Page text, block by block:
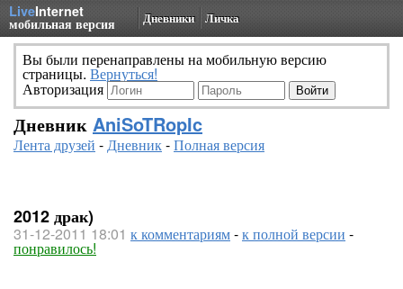
LiveInternet
мобильная версия Дневники Личка
Вы были перенаправлены на мобильную версию
страницы. Вернуться!
Авторизация
Дневник AniSoTRopIc
Лента друзей -Дневник-Полная версия
2012 драк)
31-12-2011 18:01 к комментариям-к полной версии -
понравилось!